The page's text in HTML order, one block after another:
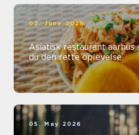
02. June 2026
Asiatisk restaurant aarhus sådan finder
du den rette oplevelse
05. May 2026